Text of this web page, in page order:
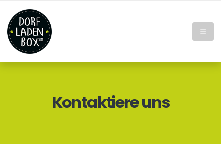
Kontaktiere uns